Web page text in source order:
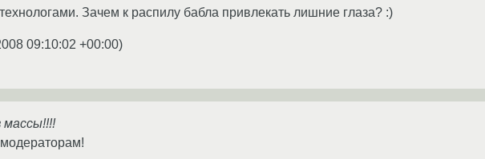
Зачем к распилу бабла привлекать лишние глаза? :)
09:10:02 +00:00)
массы!!!!